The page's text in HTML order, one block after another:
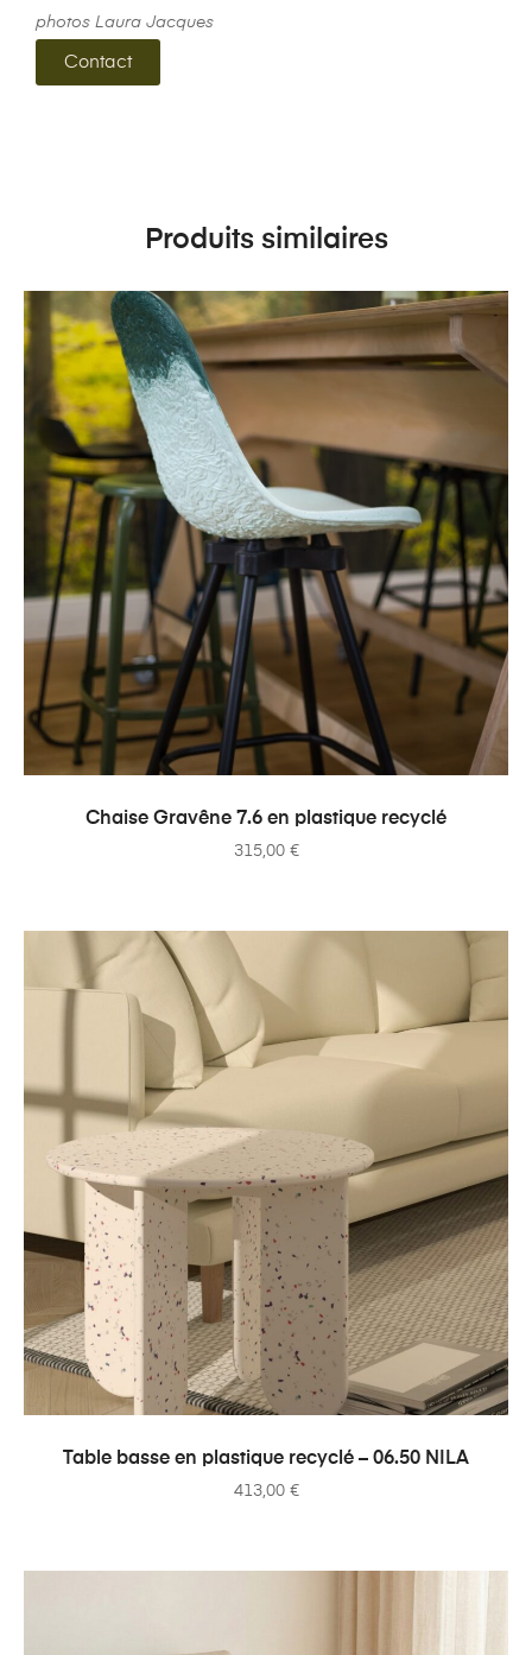
photos Laura Jacques
Contact
Produits similaires
AJOUTER AU PANIER
Chaise Gravêne 7.6 en plastique recyclé
315,00 €
AJOUTER AU PANIER
Table basse en plastique recyclé – 06.50 NILA
413,00 €